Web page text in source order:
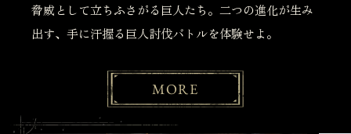
脅威として立ちふさがる巨人たち。二つの進化が生み
出す、手に汗握る巨人討伐バトルを体験せよ。
MORE